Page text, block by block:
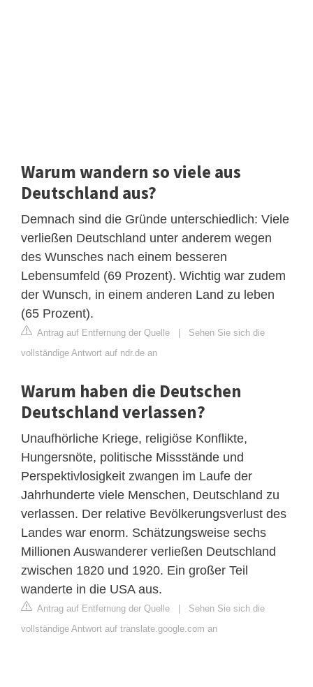
Warum wandern so viele aus
Deutschland aus?
Demnach sind die Gründe unterschiedlich: Viele
verließen Deutschland unter anderem wegen
des Wunsches nach einem besseren
Lebensumfeld (69 Prozent). Wichtig war zudem
der Wunsch, in einem anderen Land zu leben
(65 Prozent).
Antrag auf Entfernung der Quelle
Sehen Sie sich die
vollständige Antwort auf ndr.de an
Warum haben die Deutschen
Deutschland verlassen?
Unaufhörliche Kriege, religiöse Konflikte,
Hungersnöte, politische Missstände und
Perspektivlosigkeit zwangen im Laufe der
Jahrhunderte viele Menschen, Deutschland zu
verlassen. Der relative Bevölkerungsverlust des
Landes war enorm. Schätzungsweise sechs
Millionen Auswanderer verließen Deutschland
zwischen 1820 und 1920. Ein großer Teil
wanderte in die USA aus.
Antrag auf Entfernung der Quelle
Sehen Sie sich die
vollständige Antwort auf translate.google.com an